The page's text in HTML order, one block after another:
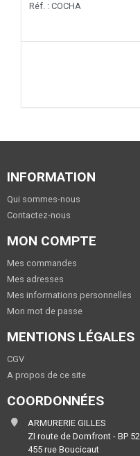
Réf. : COCHA
INFORMATION
Qui sommes-nous
Contactez-nous
MON COMPTE
Mes commandes
Mes adresses
Mes informations personnelles
Mon mot de passe
MENTIONS LÉGALES
CGV
A propos de ce site
COORDONNÉES
ARMURERIE GILLES
ZI route de Domfront - BP 52
455 rue Boucicaut